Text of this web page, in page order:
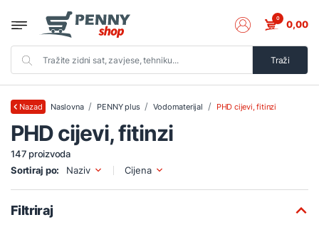
Traži
0 0,00
Nazad Naslovna PENNY plus Vodomaterijal PHD cijevi, fitinzi
PHD cijevi, fitinzi
147 proizvoda
Sortiraj po:
Naziv Cijena
Filtriraj